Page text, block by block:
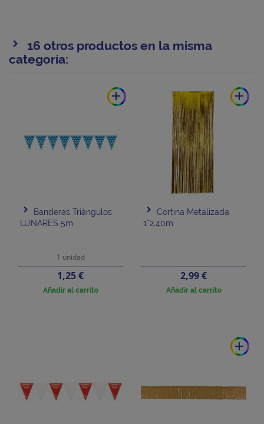
16 otros productos en la misma
categoría:
add
Banderas Triángulos
LUNARES 5m
1 unidad
Precio
1,25 €
Añadir al carrito
add
Cortina Metalizada
1*2,40m
Precio
2,99 €
Añadir al carrito
add